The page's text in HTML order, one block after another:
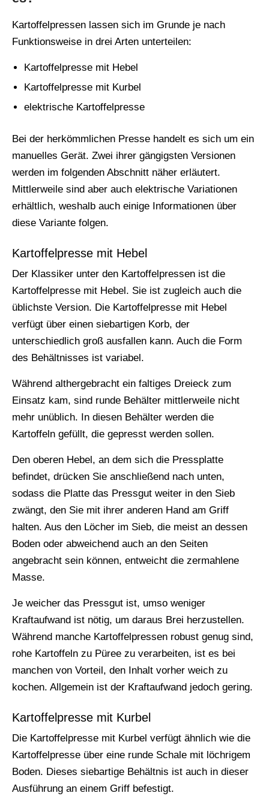
Kartoffelpressen lassen sich im Grunde je nach
Funktionsweise in drei Arten unterteilen:
Kartoffelpresse mit Hebel
Kartoffelpresse mit Kurbel
elektrische Kartoffelpresse
Bei der herkömmlichen Presse handelt es sich um ein
manuelles Gerät. Zwei ihrer gängigsten Versionen
werden im folgenden Abschnitt näher erläutert.
Mittlerweile sind aber auch elektrische Variationen
erhältlich, weshalb auch einige Informationen über
diese Variante folgen.
Kartoffelpresse mit Hebel
Der Klassiker unter den Kartoffelpressen ist die
Kartoffelpresse mit Hebel. Sie ist zugleich auch die
üblichste Version. Die Kartoffelpresse mit Hebel
verfügt über einen siebartigen Korb, der
unterschiedlich groß ausfallen kann. Auch die Form
des Behältnisses ist variabel.
Während althergebracht ein faltiges Dreieck zum
Einsatz kam, sind runde Behälter mittlerweile nicht
mehr unüblich. In diesen Behälter werden die
Kartoffeln gefüllt, die gepresst werden sollen.
Den oberen Hebel, an dem sich die Pressplatte
befindet, drücken Sie anschließend nach unten,
sodass die Platte das Pressgut weiter in den Sieb
zwängt, den Sie mit ihrer anderen Hand am Griff
halten. Aus den Löcher im Sieb, die meist an dessen
Boden oder abweichend auch an den Seiten
angebracht sein können, entweicht die zermahlene
Masse.
Je weicher das Pressgut ist, umso weniger
Kraftaufwand ist nötig, um daraus Brei herzustellen.
Während manche Kartoffelpressen robust genug sind,
rohe Kartoffeln zu Püree zu verarbeiten, ist es bei
manchen von Vorteil, den Inhalt vorher weich zu
kochen. Allgemein ist der Kraftaufwand jedoch gering.
Kartoffelpresse mit Kurbel
Die Kartoffelpresse mit Kurbel verfügt ähnlich wie die
Kartoffelpresse über eine runde Schale mit löchrigem
Boden. Dieses siebartige Behältnis ist auch in dieser
Ausführung an einem Griff befestigt.